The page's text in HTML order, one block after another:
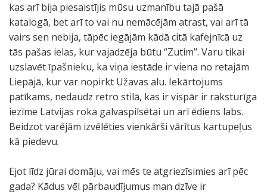
kas arī bija piesaistījis mūsu uzmanību tajā pašā
katalogā, bet arī to vai nu nemācējām atrast, vai arī tā
vairs sen nebija, tāpēc iegājām kādā citā kafejnīcā uz
tās pašas ielas, kur vajadzēja būtu ‘’Zutim’’. Varu tikai
uzslavēt īpašnieku, ka viņa iestāde ir viena no retajām
Liepājā, kur var nopirkt Užavas alu. Iekārtojums
patīkams, nedaudz retro stilā, kas ir vispār ir raksturīga
iezīme Latvijas roka galvaspilsētai un arī ēdiens labs.
Beidzot varējām izvēlēties vienkārši vārītus kartupeļus
kā piedevu.
Ejot līdz jūrai domāju, vai mēs te atgriezīsimies arī pēc
gada? Kādus vēl pārbaudījumus man dzīve ir